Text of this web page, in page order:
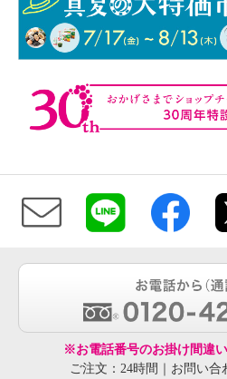
※お電話番号のお掛け間違い
ご注文：24時間｜お問い